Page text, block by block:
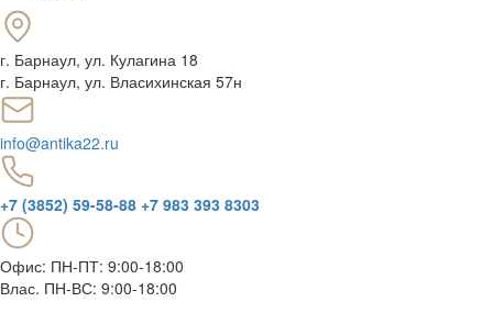
г. Барнаул, ул. Кулагина 18
г. Барнаул, ул. Власихинская 57н
info@antika22.ru
+7 (3852) 59-58-88 +7 983 393 8303
Офис: ПН-ПТ: 9:00-18:00
Влас. ПН-ВС: 9:00-18:00